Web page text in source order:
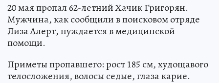
20 мая пропал 62-летний Хачик Григорян.
Мужчина, как сообщили в поисковом отряде
Лиза Алерт, нуждается в медицинской
помощи.
Приметы пропавшего: рост 185 см, худощавого
телосложения, волосы седые, глаза карие.